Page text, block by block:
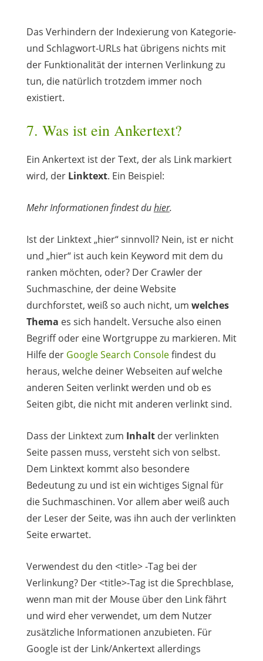
Das Verhindern der Indexierung von Kategorie-
und Schlagwort-URLs hat übrigens nichts mit
der Funktionalität der internen Verlinkung zu
tun, die natürlich trotzdem immer noch
existiert.
7. Was ist ein Ankertext?
Ein Ankertext ist der Text, der als Link markiert
wird, der Linktext. Ein Beispiel:
Mehr Informationen findest duhier.
Ist der Linktext „hier“ sinnvoll? Nein, ist er nicht
und „hier“ ist auch kein Keyword mit dem du
ranken möchten, oder? Der Crawler der
Suchmaschine, der deine Website
durchforstet, weiß so auch nicht, um welches
Thema es sich handelt. Versuche also einen
Begriff oder eine Wortgruppe zu markieren. Mit
Hilfe der Google Search Consolefindest du
heraus, welche deiner Webseiten auf welche
anderen Seiten verlinkt werden und ob es
Seiten gibt, die nicht mit anderen verlinkt sind.
Dass der Linktext zum Inhaltder verlinkten
Seite passen muss, versteht sich von selbst.
Dem Linktext kommt also besondere
Bedeutung zu und ist ein wichtiges Signal für
die Suchmaschinen. Vor allem aber weiß auch
der Leser der Seite, was ihn auch der verlinkten
Seite erwartet.
Verwendest du den <title> -Tag bei der
Verlinkung? Der <title>-Tag ist die Sprechblase,
wenn man mit der Mouse über den Link fährt
und wird eher verwendet, um dem Nutzer
zusätzliche Informationen anzubieten. Für
Google ist der Link/Ankertext allerdings